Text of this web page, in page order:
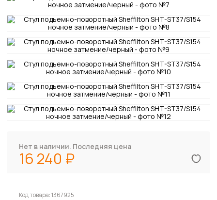
Нет в наличии. Последняя цена
16 240
Код товара:1367925